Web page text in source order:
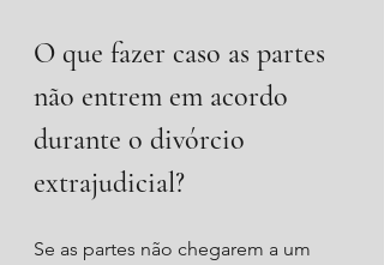
O que fazer caso as partes
não entrem em acordo
durante o divórcio
extrajudicial?
Se as partes não chegarem a um